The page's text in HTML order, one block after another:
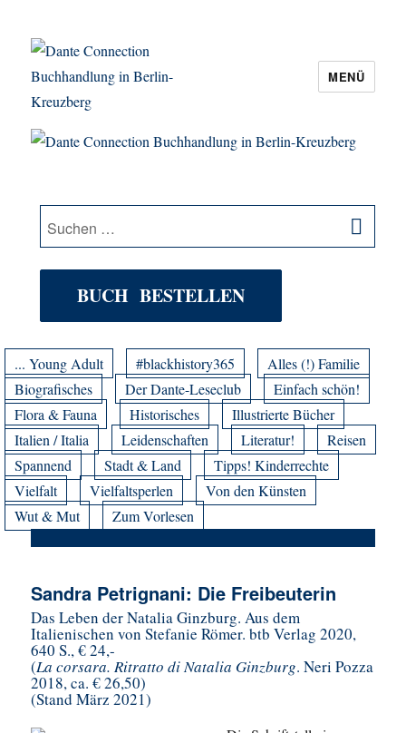
Dante Connection Buchhandlung in
MENÜ
Suche
nach:
BUCH BESTELLEN
... Young Adult #blackhistory365
Alles (!) Familie
Biografisches
Der Dante-Leseclub
Einfach schön!
Flora & Fauna
Historisches
Illustrierte Bücher
Italien / Italia
Leidenschaften Literatur!
Reisen
Spannend
Stadt & Land
Tipps! Kinderrechte
Vielfalt
Vielfaltsperlen
Von den Künsten
Wut & Mut
Zum Vorlesen
Sandra Petrignani: Die Freibeuterin
Das Leben der Natalia Ginzburg. Aus dem
Italienischen von Stefanie Römer. btb Verlag 2020,
640 S., € 24,-
(La corsara. Ritratto di Natalia Ginzburg. Neri Pozza
2018, ca. € 26,50)
(Stand März 2021)